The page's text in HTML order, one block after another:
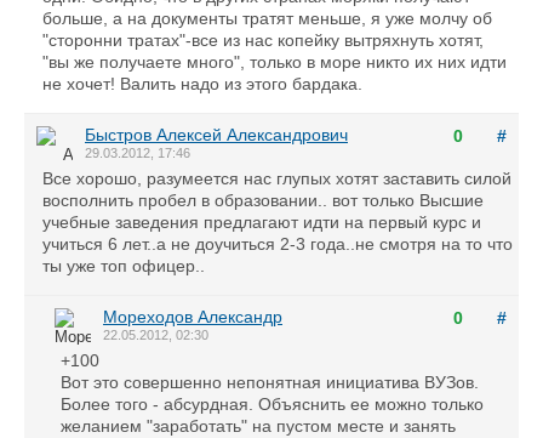
больше, а на документы тратят меньше, я уже молчу об
"сторонни тратах"-все из нас копейку вытряхнуть хотят,
"вы же получаете много", только в море никто их них идти
не хочет! Валить надо из этого бардака.
0 #
Быстров Алексей Александрович
29.03.2012, 17:46
Все хорошо, разумеется нас глупых хотят заставить силой
восполнить пробел в образовании.. вот только Высшие
учебные заведения предлагают идти на первый курс и
учиться 6 лет..а не доучиться 2-3 года..не смотря на то что
ты уже топ офицер..
0 #
Мореходов Александр
22.05.2012, 02:30
+100
Вот это совершенно непонятная инициатива ВУЗов.
Более того - абсурдная. Объяснить ее можно только
желанием "заработать" на пустом месте и занять